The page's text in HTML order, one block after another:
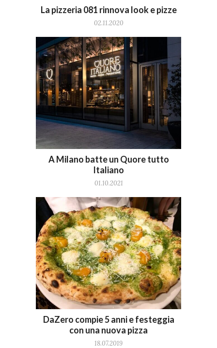
La pizzeria 081 rinnova look e pizze
02.11.2020
A Milano batte un Quore tutto
Italiano
01.10.2021
DaZero compie 5 anni e festeggia
con una nuova pizza
18.07.2019